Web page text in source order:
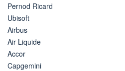
Pernod Ricard
Ubisoft
Airbus
Air Liquide
Accor
Capgemini